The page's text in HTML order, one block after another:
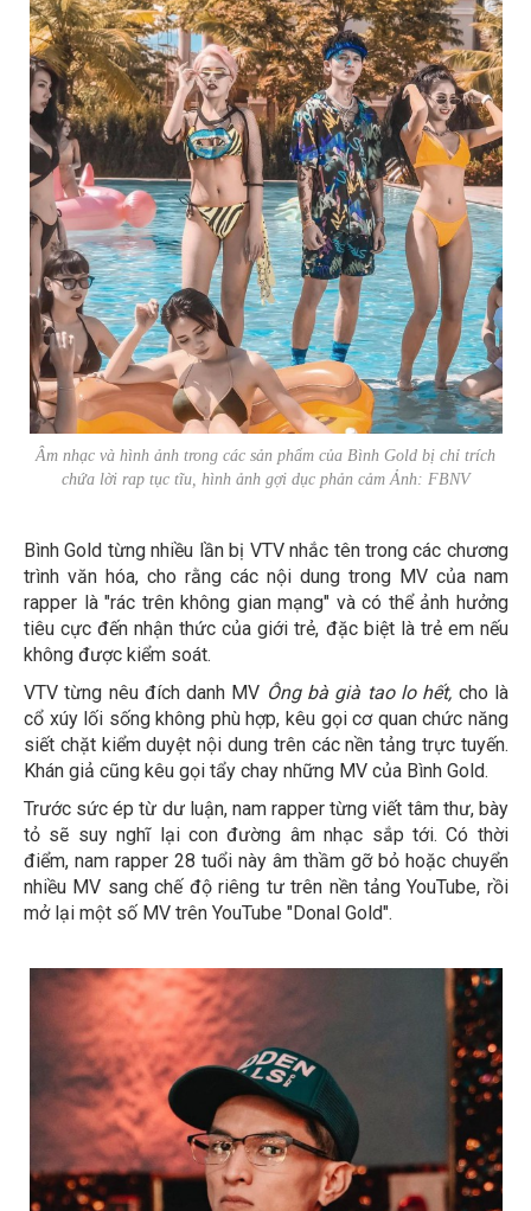
Âm nhạc và hình ảnh trong các sản phẩm của Bình Gold bị chỉ trích
chứa lời rap tục tĩu, hình ảnh gợi dục phản cảm Ảnh: FBNV
Bình Gold từng nhiều lần bị VTV nhắc tên trong các chương
trình văn hóa, cho rằng các nội dung trong MV của nam
rapper là "rác trên không gian mạng" và có thể ảnh hưởng
tiêu cực đến nhận thức của giới trẻ, đặc biệt là trẻ em nếu
không được kiểm soát.
VTV từng nêu đích danh MV Ông bà già tao lo hết, cho là
cổ xúy lối sống không phù hợp, kêu gọi cơ quan chức năng
siết chặt kiểm duyệt nội dung trên các nền tảng trực tuyến.
Khán giả cũng kêu gọi tẩy chay những MV của Bình Gold.
Trước sức ép từ dư luận, nam rapper từng viết tâm thư, bày
tỏ sẽ suy nghĩ lại con đường âm nhạc sắp tới. Có thời
điểm, nam rapper 28 tuổi này âm thầm gỡ bỏ hoặc chuyển
nhiều MV sang chế độ riêng tư trên nền tảng YouTube, rồi
mở lại một số MV trên YouTube "Donal Gold".